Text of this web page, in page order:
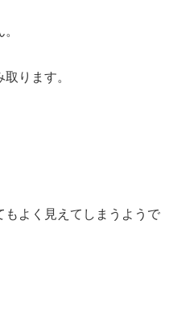
ります。
もよく見えてしまうようで